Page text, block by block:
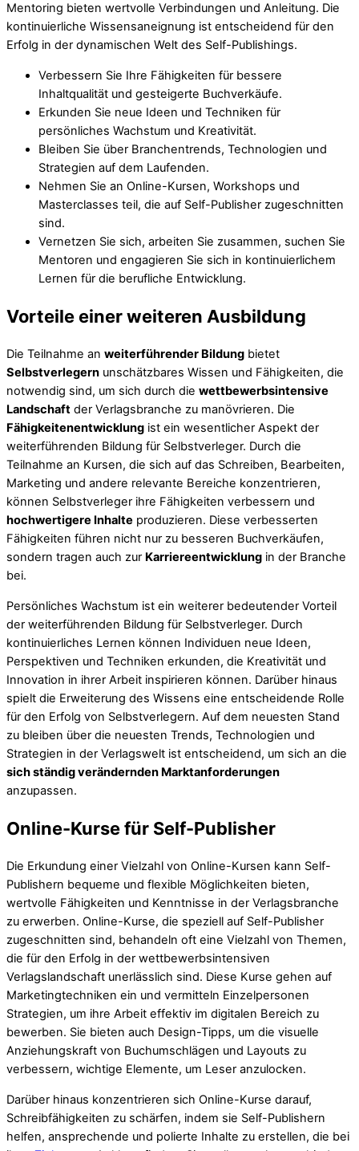
Mentoring bieten wertvolle Verbindungen und Anleitung. Die
kontinuierliche Wissensaneignung ist entscheidend für den
Erfolg in der dynamischen Welt des Self-Publishings.
Verbessern Sie Ihre Fähigkeiten für bessere
Inhaltqualität und gesteigerte Buchverkäufe.
Erkunden Sie neue Ideen und Techniken für
persönliches Wachstum und Kreativität.
Bleiben Sie über Branchentrends, Technologien und
Strategien auf dem Laufenden.
Nehmen Sie an Online-Kursen, Workshops und
Masterclasses teil, die auf Self-Publisher zugeschnitten
sind.
Vernetzen Sie sich, arbeiten Sie zusammen, suchen Sie
Mentoren und engagieren Sie sich in kontinuierlichem
Lernen für die berufliche Entwicklung.
Vorteile einer weiteren Ausbildung
Die Teilnahme an weiterführender Bildung bietet
Selbstverlegern unschätzbares Wissen und Fähigkeiten, die
notwendig sind, um sich durch die wettbewerbsintensive
Landschaft der Verlagsbranche zu manövrieren. Die
Fähigkeitenentwicklung ist ein wesentlicher Aspekt der
weiterführenden Bildung für Selbstverleger. Durch die
Teilnahme an Kursen, die sich auf das Schreiben, Bearbeiten,
Marketing und andere relevante Bereiche konzentrieren,
können Selbstverleger ihre Fähigkeiten verbessern und
hochwertigere Inhalte produzieren. Diese verbesserten
Fähigkeiten führen nicht nur zu besseren Buchverkäufen,
sondern tragen auch zur Karriereentwicklung in der Branche
bei.
Persönliches Wachstum ist ein weiterer bedeutender Vorteil
der weiterführenden Bildung für Selbstverleger. Durch
kontinuierliches Lernen können Individuen neue Ideen,
Perspektiven und Techniken erkunden, die Kreativität und
Innovation in ihrer Arbeit inspirieren können. Darüber hinaus
spielt die Erweiterung des Wissens eine entscheidende Rolle
für den Erfolg von Selbstverlegern. Auf dem neuesten Stand
zu bleiben über die neuesten Trends, Technologien und
Strategien in der Verlagswelt ist entscheidend, um sich an die
sich ständig verändernden Marktanforderungen
anzupassen.
Online-Kurse für Self-Publisher
Die Erkundung einer Vielzahl von Online-Kursen kann Self-
Publishern bequeme und flexible Möglichkeiten bieten,
wertvolle Fähigkeiten und Kenntnisse in der Verlagsbranche
zu erwerben. Online-Kurse, die speziell auf Self-Publisher
zugeschnitten sind, behandeln oft eine Vielzahl von Themen,
die für den Erfolg in der wettbewerbsintensiven
Verlagslandschaft unerlässlich sind. Diese Kurse gehen auf
Marketingtechniken ein und vermitteln Einzelpersonen
Strategien, um ihre Arbeit effektiv im digitalen Bereich zu
bewerben. Sie bieten auch Design-Tipps, um die visuelle
Anziehungskraft von Buchumschlägen und Layouts zu
verbessern, wichtige Elemente, um Leser anzulocken.
Darüber hinaus konzentrieren sich Online-Kurse darauf,
Schreibfähigkeiten zu schärfen, indem sie Self-Publishern
helfen, ansprechende und polierte Inhalte zu erstellen, die bei